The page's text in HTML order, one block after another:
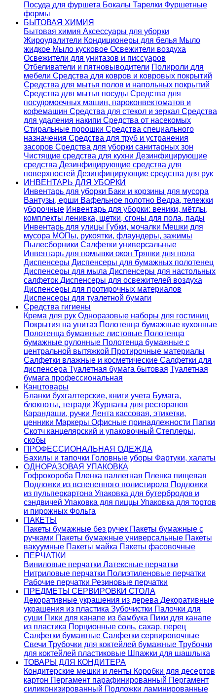
Посуда для фуршета Бокалы Тарелки Фуршетные
формы
БЫТОВАЯ ХИМИЯ
Бытовая химия Аксессуары для уборки
Жироудалители Кондиционеры для белья Мыло
жидкое Мыло кусковое Освежители воздуха
Освежители для унитазов и писсуаров
Отбеливатели и пятновыводители Полироли для
мебели Средства для ковров и ковровых покрытий
Средства для мытья полов и напольных покрытий
Средства для мытья посуды Средства для
посудомоечных машин, пароконвектоматов и
кофемашин Средства для стекол и зеркал Средства
для удаления накипи Средства от насекомых
Стиральные порошки Cредства специального
назначения Средства для труб и устранения
засоров Средства для уборки санитарных зон
Чистящие средства для кухни Дезинфицирующие
средства Дезинфицирующие средства для
поверхностей Дезинфицирующие средства для рук
ИНВЕНТАРЬ ДЛЯ УБОРКИ
Инвентарь для уборки Баки и корзины для мусора
Вантузы, ерши Вафельное полотно Ведра, тележки
уборочные Инвентарь для уборки: веники, мётлы,
комплекты ленивка, щетки, сгоны для пола, пады
Инвентарь для улицы Губки, мочалки Мешки для
мусора МОПы, рукоятки, флаундеры, зажимы
Пылесборники Салфетки универсальные
Инвентарь для помывки окон Тряпки для пола
Диспенсеры Диспенсеры для бумажных полотенец
Диспенсеры для мыла Диспенсеры для настольных
салфеток Диспенсеры для освежителей воздуха
Диспенсеры для протирочных материалов
Диспенсеры для туалетной бумаги
Средства гигиены
Крема для рук Одноразовые наборы для гостиниц
Покрытия на унитаз Полотенца бумажные кухонные
Полотенца бумажные листовые Полотенца
бумажные рулонные Полотенца бумажные с
центральной вытяжкой Протирочные материалы
Салфетки влажные и косметические Салфетки для
диспенсера Туалетная бумага бытовая Туалетная
бумага профессиональная
Канцтовары
Бланки бухгалтерские, книги учета Бумага,
блокноты, тетради Журналы для ресторанов
Карандаши, ручки Лента кассовая, этикетки,
ценники Маркеры Офисные принадлежности Папки
Скотч канцелярский и упаковочный Степлеры,
скобы
ПРОФЕССИОНАЛЬНАЯ ОДЕЖДА
Бахилы и тапочки Головные уборы Фартуки, халаты
ОДНОРАЗОВАЯ УПАКОВКА
Гофрокороба Пленка паллетная Пленка пищевая
Подложки из вспененного полистирола Подложки
из пульперкартона Упаковка для бутербродов и
сэндвичей Упаковка для пиццы Упаковка для тортов
и пирожных Фольга
ПАКЕТЫ
Пакеты бумажные без ручек Пакеты бумажные с
ручками Пакеты бумажные универсальные Пакеты
вакуумные Пакеты майка Пакеты фасовочные
ПЕРЧАТКИ
Виниловые перчатки Латексные перчатки
Нитриловые перчатки Полиэтиленовые перчатки
Рабочие перчатки Резиновые перчатки
ПРЕДМЕТЫ СЕРВИРОВКИ СТОЛА
Декоративные украшения из дерева Декоративные
украшения из пластика Зубочистки Палочки для
суши Пики для канапе из бамбука Пики для канапе
из пластика Порционные соль, сахар, перец
Салфетки бумажные Салфетки сервировочные
Свечи Трубочки для коктейлей бумажные Трубочки
для коктейлей пластиковые Шпажки для шашлыка
ТОВАРЫ ДЛЯ КОНДИТЕРА
Кондитерские мешки и ленты Коробки для десертов
картон Пергамент парафинированный Пергамент
силиконизированный Подложки ламинированные